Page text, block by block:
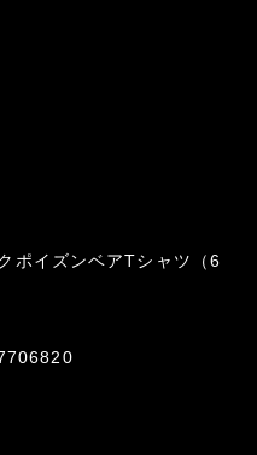
ポイズンベアTシャツ（6